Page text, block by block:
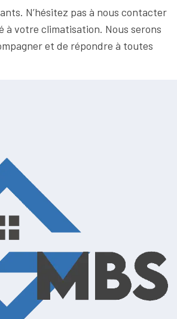
N’hésitez pas à nous contacter
à votre climatisation. Nous serons
et de répondre à toutes